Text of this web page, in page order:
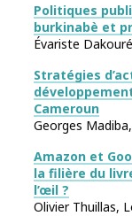
Politiques
burkinabè et
Évariste Dakouré
Stratégies
Cameroun
Georges
Amazon et
la filière du
l’œil ?
Olivier Thuillas,